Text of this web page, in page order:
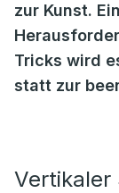
zur Kunst.
Tricks wird
statt zur
Vertikaler